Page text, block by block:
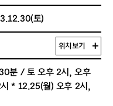
토)
위치보기
분 / 토 오후 2시, 오후
* 12.25(월) 오후 2시,